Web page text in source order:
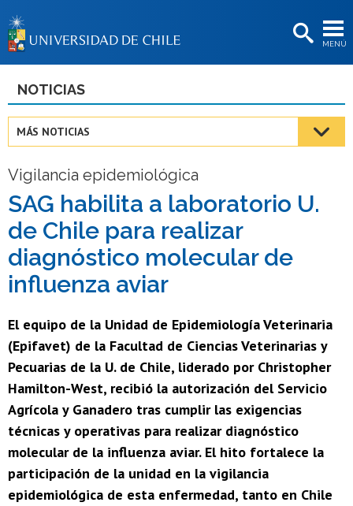
MENÚ
BIBLIOTECAS
Estudiantes
Académicas/os
Funcionarias/os
Egresadas/os
NOTICIAS
MÁS NOTICIAS
Vigilancia epidemiológica
SAG habilita a laboratorio U.
de Chile para realizar
diagnóstico molecular de
influenza aviar
El equipo de la Unidad de Epidemiología Veterinaria
(Epifavet) de la Facultad de Ciencias Veterinarias y
Pecuarias de la U. de Chile, liderado por Christopher
Hamilton-West, recibió la autorización del Servicio
Agrícola y Ganadero tras cumplir las exigencias
técnicas y operativas para realizar diagnóstico
molecular de la influenza aviar. El hito fortalece la
participación de la unidad en la vigilancia
epidemiológica de esta enfermedad, tanto en Chile